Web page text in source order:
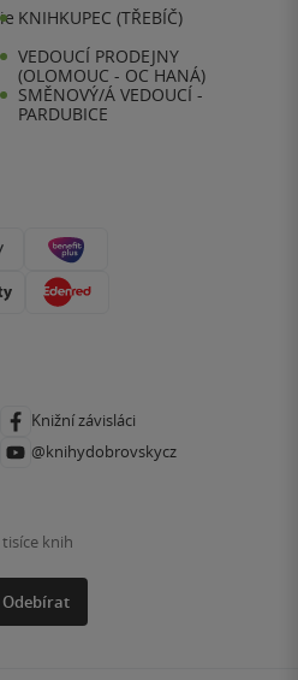
KNIHKUPEC (TŘEBÍČ)
VEDOUCÍ PRODEJNY
(OLOMOUC - OC HANÁ)
SMĚNOVÝ/Á VEDOUCÍ -
PARDUBICE
Knižní závisláci
@knihydobrovskycz
knih
Odebírat